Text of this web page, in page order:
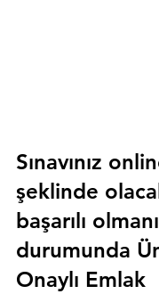
Sınavınız
şeklinde
başarılı
durumunda
Onaylı Emlak